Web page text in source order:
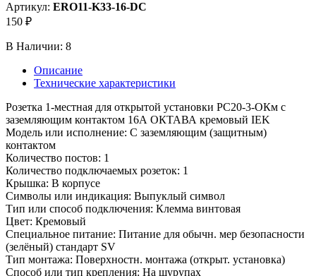
Артикул: ERO11-K33-16-DC
150 ₽
В Наличии: 8
Описание
Технические характеристики
Розетка 1-местная для открытой установки РС20-3-ОКм с
заземляющим контактом 16А ОКТАВА кремовый IEK
Модель или исполнение: С заземляющим (защитным)
контактом
Количество постов: 1
Количество подключаемых розеток: 1
Крышка: В корпусе
Символы или индикация: Выпуклый символ
Тип или способ подключения: Клемма винтовая
Цвет: Кремовый
Специальное питание: Питание для обычн. мер безопасности
(зелёный) стандарт SV
Тип монтажа: Поверхностн. монтажа (открыт. установка)
Способ или тип крепления: На шурупах